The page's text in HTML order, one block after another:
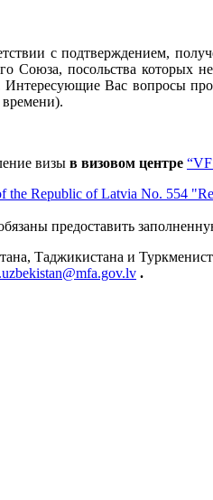
с подтверждением,
Союза, посольства которых
Вас вопросы
визы в визовом центре
the Republic of Latvia No. 554
предоставить
Таджикистана и
.